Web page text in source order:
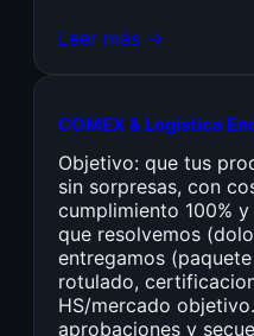
Leer más →
COMEX & Logística
Objetivo: que tus
sin sorpresas, con
cumplimiento 100%
que resolvemos
entregamos
rotulado,
HS/mercado
aprobaciones y